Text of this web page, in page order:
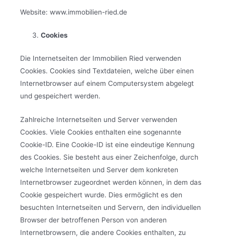
Website: www.immobilien-ried.de
Cookies
Die Internetseiten der Immobilien Ried verwenden
Cookies. Cookies sind Textdateien, welche über einen
Internetbrowser auf einem Computersystem abgelegt
und gespeichert werden.
Zahlreiche Internetseiten und Server verwenden
Cookies. Viele Cookies enthalten eine sogenannte
Cookie-ID. Eine Cookie-ID ist eine eindeutige Kennung
des Cookies. Sie besteht aus einer Zeichenfolge, durch
welche Internetseiten und Server dem konkreten
Internetbrowser zugeordnet werden können, in dem das
Cookie gespeichert wurde. Dies ermöglicht es den
besuchten Internetseiten und Servern, den individuellen
Browser der betroffenen Person von anderen
Internetbrowsern, die andere Cookies enthalten, zu